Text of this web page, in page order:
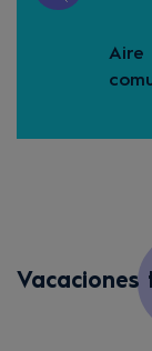
Aire